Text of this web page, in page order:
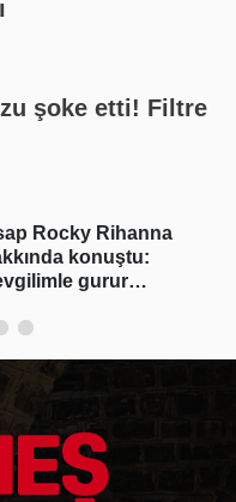
şoke etti! Filtre
Rocky Rihanna
konuştu:
gurur